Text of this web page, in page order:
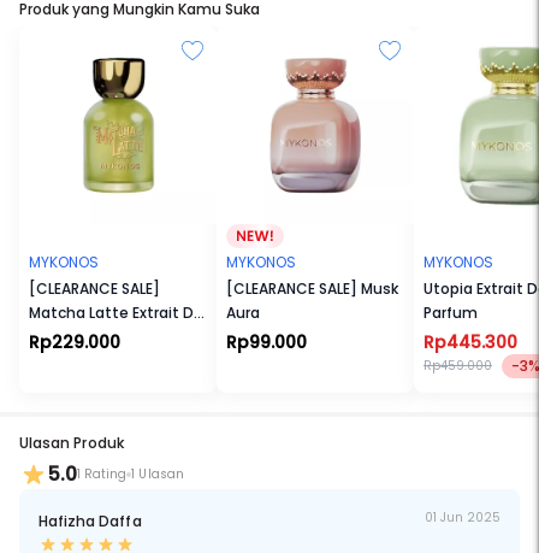
Produk yang Mungkin Kamu Suka
MYKONOS
[CLEARANCE SALE]
Matcha Latte Extrait De
Parfum
Rp229.000
MYKONOS
[CLEARANCE SALE] Musk
Aura
Rp99.000
MYKONOS
Utopia Extrait
Parfum
Rp445.300
Rp459.000 -3%
Ulasan Produk
5.01 Rating 1 Ulasan
Hafizha Daffa 01 Jun 2025